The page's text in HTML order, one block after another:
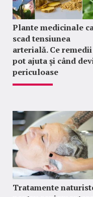
Plante medicinale
scad tensiunea
arterială. Ce remedii
pot ajuta și când
periculoase
Tratamente